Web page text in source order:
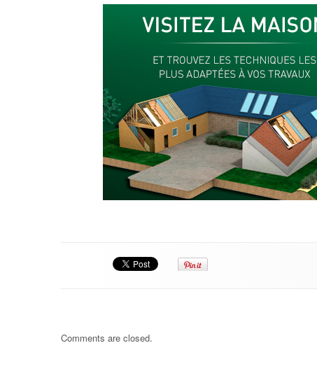
Comments are closed.